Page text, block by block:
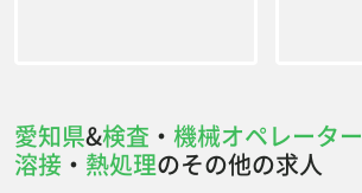
愛知県&検査 ・ 機械オペレーター
溶接 ・ 熱処理のその他の求人